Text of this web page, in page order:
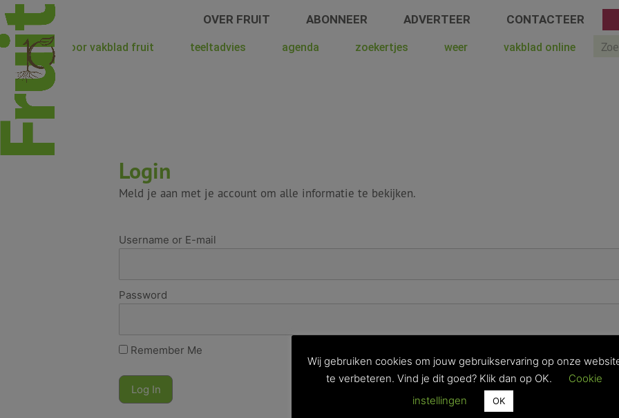
Spring
naar
de
inhoud
OVER FRUIT ABONNEER ADVERTEER CONTACTEER
hoera voor vakblad fruit teeltadvies agenda zoekertjes weer vakblad online
Login
Meld je aan met je account om alle informatie te bekijken.
Username or E-mail
Password
Remember Me
Wij gebruiken cookies om jouw gebruikservaring op onze
te verbeteren. Vind je dit goed? Klik dan op OK.
Cookie
instellingen
OK